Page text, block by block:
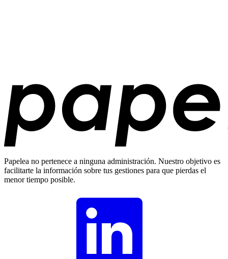
Papelea no pertenece a ninguna administración. Nuestro objetivo es
facilitarte la información sobre tus gestiones para que pierdas el
menor tiempo posible.